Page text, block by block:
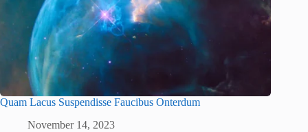
Quam Lacus Suspendisse Faucibus Onterdum
November 14, 2023